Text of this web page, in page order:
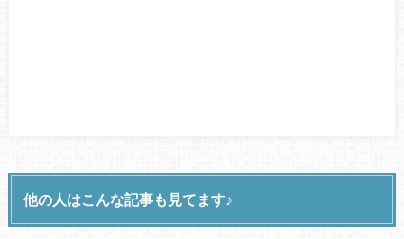
他の人はこんな記事も見てます♪